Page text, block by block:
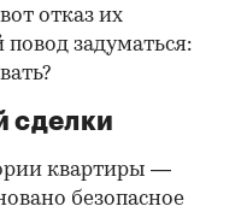
отказ их
задуматься:
сделки
квартиры —
безопасное